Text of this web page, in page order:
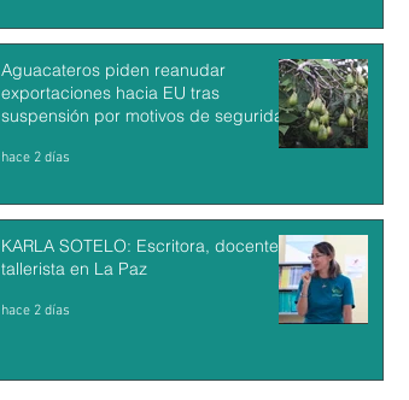
Aguacateros piden reanudar
exportaciones hacia EU tras
suspensión por motivos de seguridad
hace 2 días
KARLA SOTELO: Escritora, docente y
tallerista en La Paz
hace 2 días